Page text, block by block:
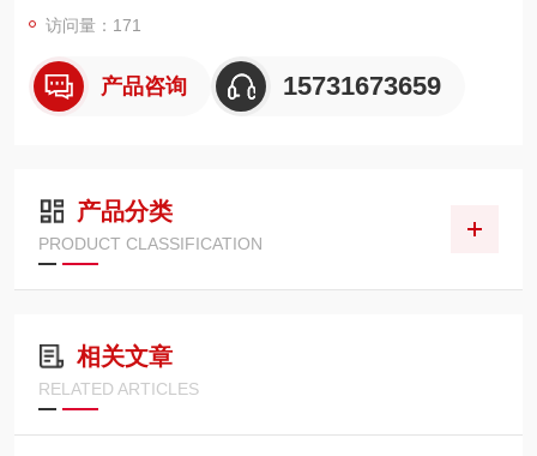
访问量：171
产品咨询 15731673659
产品分类
PRODUCT CLASSIFICATION
相关文章
RELATED ARTICLES